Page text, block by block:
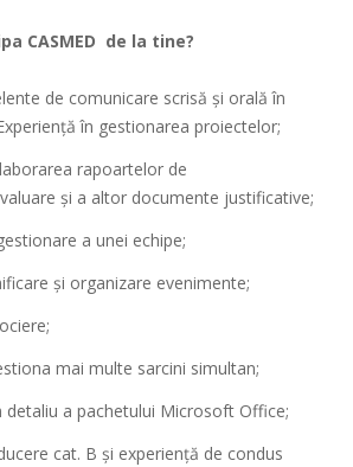
CASMED de la tine?
de comunicare scrisă și orală în
în gestionarea proiectelor;
rapoartelor de
și a altor documente justificative;
a unei echipe;
şi organizare evenimente;
mai multe sarcini simultan;
detaliu a pachetului Microsoft Office;
cat. B și experiență de condus